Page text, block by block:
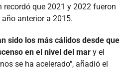
recordó que 2021 y 2022 fueron
anterior a 2015.
sido los más cálidos desde que
en el nivel del mar y el
se ha acelerado", añadió el